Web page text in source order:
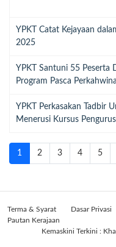
YPKT Catat Kejayaan
2025
YPKT Santuni 55 Peserta
Program Pasca
YPKT Perkasakan Tadbir
Menerusi Kursus
1 2 3 4 5
Terma & Syarat Dasar Privasi
Pautan Kerajaan
Kemaskini Terkini :